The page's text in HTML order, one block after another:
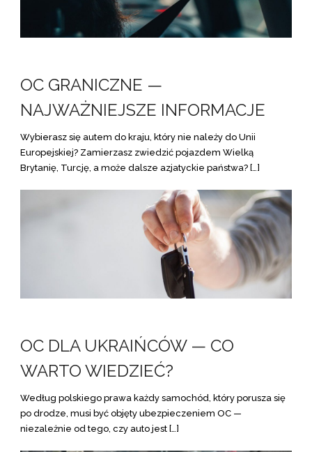
OC GRANICZNE —
NAJWAŻNIEJSZE INFORMACJE
Wybierasz się autem do kraju, który nie należy do Unii
Europejskiej? Zamierzasz zwiedzić pojazdem Wielką
Brytanię, Turcję, a może dalsze azjatyckie państwa? […]
OC DLA UKRAIŃCÓW — CO
WARTO WIEDZIEĆ?
Według polskiego prawa każdy samochód, który porusza się
po drodze, musi być objęty ubezpieczeniem OC —
niezależnie od tego, czy auto jest […]